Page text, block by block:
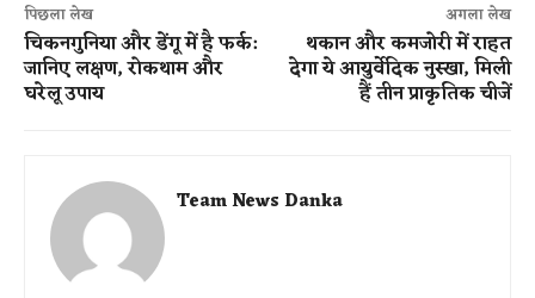
पिछला लेख
चिकनगुनिया और डेंगू में है फर्क:
जानिए लक्षण, रोकथाम और
घरेलू उपाय
अगला लेख
थकान और कमजोरी में राहत
देगा ये आयुर्वेदिक नुस्खा, मिली
हैं तीन प्राकृतिक चीजें
Team News Danka